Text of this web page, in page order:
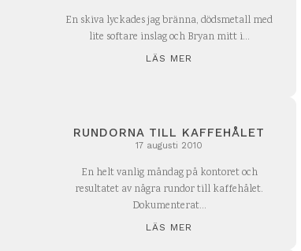
En skiva lyckades jag bränna, dödsmetall med
lite softare inslag och Bryan mitt i...
LÄS MER
RUNDORNA TILL KAFFEHÅLET
17 augusti 2010
En helt vanlig måndag på kontoret och
resultatet av några rundor till kaffehålet.
Dokumenterat...
LÄS MER